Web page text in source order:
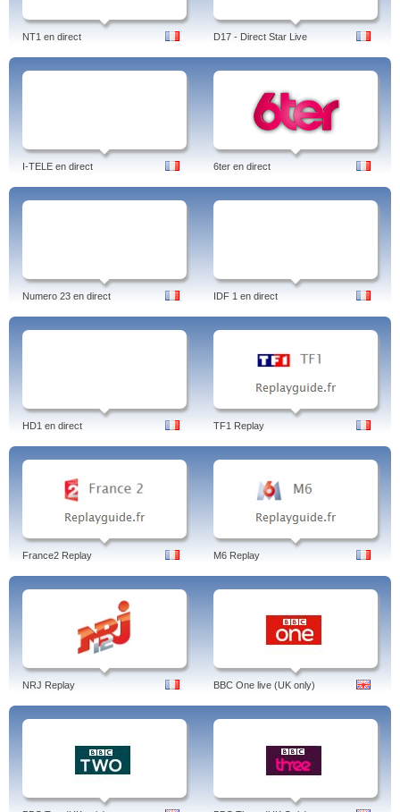
NT1 en direct D17 - Direct Star Live
I-TELE en direct 6ter en direct
Numero 23 en direct IDF 1 en direct
HD1 en direct TF1 Replay
France2 Replay M6 Replay
NRJ Replay BBC One live (UK only)